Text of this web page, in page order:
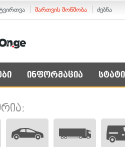
მართვის მოწმობა ძებნა
ინფორმაცია